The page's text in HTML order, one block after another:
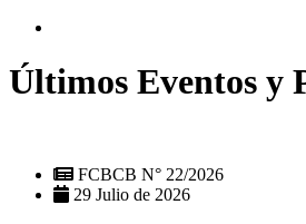
Últimos Eventos y
FCBCB N° 22/2026
29 Julio de 2026